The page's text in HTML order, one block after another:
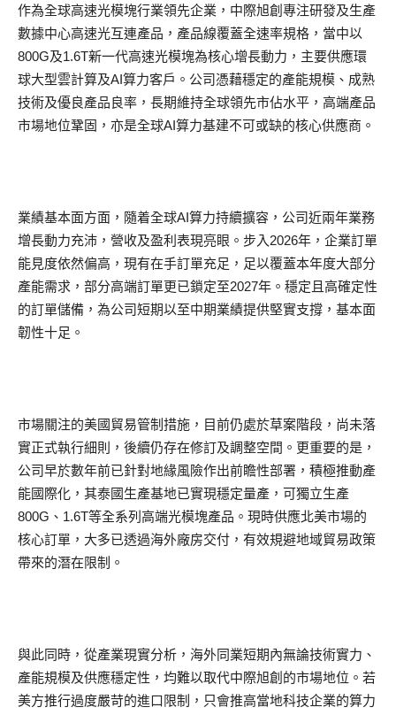
作為全球高速光模塊行業領先企業，中際旭創專注研發及生產
數據中心高速光互連產品，產品線覆蓋全速率規格，當中以
800G及1.6T新一代高速光模塊為核心增長動力，主要供應環
球大型雲計算及AI算力客戶。公司憑藉穩定的產能規模、成熟
技術及優良產品良率，長期維持全球領先市佔水平，高端產品
市場地位鞏固，亦是全球AI算力基建不可或缺的核心供應商。
業績基本面方面，隨着全球AI算力持續擴容，公司近兩年業務
增長動力充沛，營收及盈利表現亮眼。步入2026年，企業訂單
能見度依然偏高，現有在手訂單充足，足以覆蓋本年度大部分
產能需求，部分高端訂單更已鎖定至2027年。穩定且高確定性
的訂單儲備，為公司短期以至中期業績提供堅實支撐，基本面
韌性十足。
市場關注的美國貿易管制措施，目前仍處於草案階段，尚未落
實正式執行細則，後續仍存在修訂及調整空間。更重要的是，
公司早於數年前已針對地緣風險作出前瞻性部署，積極推動產
能國際化，其泰國生產基地已實現穩定量產，可獨立生產
800G、1.6T等全系列高端光模塊產品。現時供應北美市場的
核心訂單，大多已透過海外廠房交付，有效規避地域貿易政策
帶來的潛在限制。
與此同時，從產業現實分析，海外同業短期內無論技術實力、
產能規模及供應穩定性，均難以取代中際旭創的市場地位。若
美方推行過度嚴苛的進口限制，只會推高當地科技企業的算力